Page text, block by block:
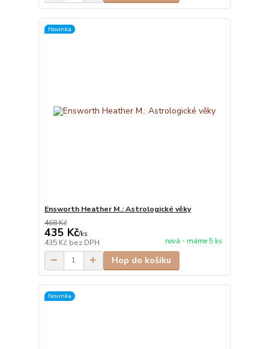
Novinka
Ensworth Heather M.: Astrologické věky
468 Kč
435 Kč/ks
435 Kč bez DPH nová - máme 5 ks
Hop do košíku
Novinka